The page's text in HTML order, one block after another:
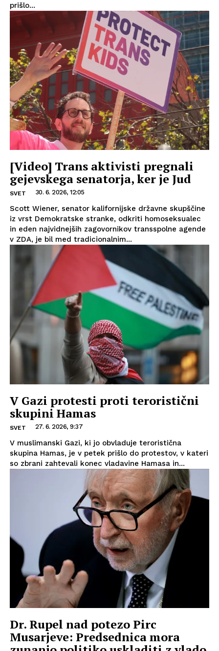
prišlo...
[Video] Trans aktivisti pregnali
gejevskega senatorja, ker je Jud
SVET 30. 6. 2026, 12:05
Scott Wiener, senator kalifornijske državne skupščine
iz vrst Demokratske stranke, odkriti homoseksualec
in eden najvidnejših zagovornikov transspolne agende
v ZDA, je bil med tradicionalnim...
V Gazi protesti proti teroristični
skupini Hamas
SVET 27. 6. 2026, 9:37
V muslimanski Gazi, ki jo obvladuje teroristična
skupina Hamas, je v petek prišlo do protestov, v kateri
so zbrani zahtevali konec vladavine Hamasa in...
Dr. Rupel nad potezo Pirc
Musarjeve: Predsednica mora